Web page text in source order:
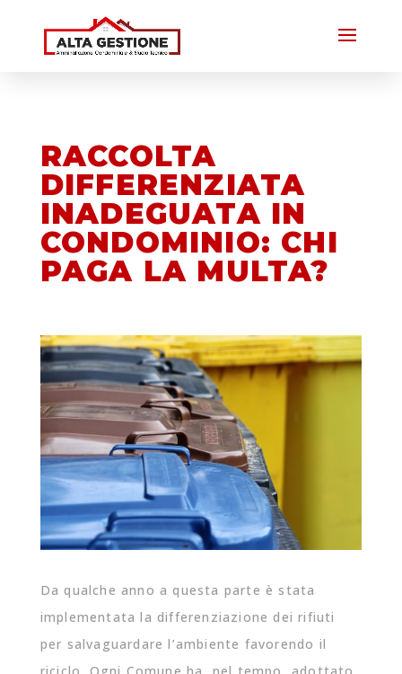
RACCOLTA
DIFFERENZIATA
INADEGUATA IN
CONDOMINIO: CHI
PAGA LA MULTA?
Da qualche anno a questa parte è stata
implementata la differenziazione dei rifiuti
per salvaguardare l’ambiente favorendo il